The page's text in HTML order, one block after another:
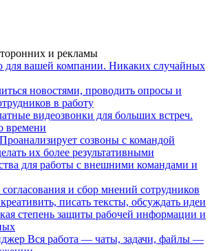
и рекламы
для вашей компании. Никаких случайных
новостями, проводить опросы и
в работу
видеозвонки для больших встреч.
времени
Проанализирует созвоны с командой
их более результативными
для работы с внешними командами и
и сбор мнений сотрудников
писать тексты, обсуждать идеи
степень защиты рабочей информации и
Вся работа — чаты, задачи, файлы —